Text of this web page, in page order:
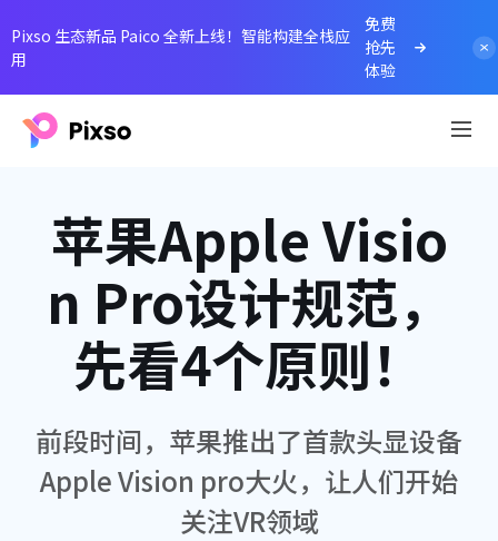
Pixso 生态新品 Paico 全新上线！智能构建全栈应
用
免费
抢先
体验
苹果Apple Visio
n Pro设计规范，
先看4个原则！
前段时间，苹果推出了首款头显设备
Apple Vision pro大火，让人们开始
关注VR领域